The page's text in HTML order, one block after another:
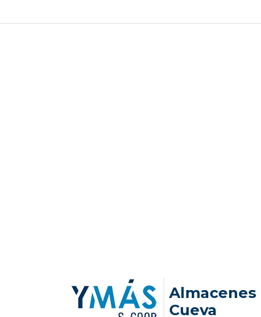
Almacenes
Cueva